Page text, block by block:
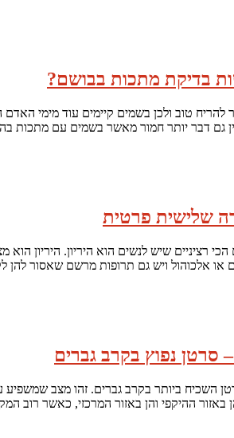
בדיקת מתכות בבושם?
להריח טוב ולכן בשמים קיימים עוד מימי
גם דבר יותר חמור מאשר בשמים עם מתכות
שלישית פרטית
רציניים שיש לנשים הוא היריון. היריון
או אלכוהול ויש גם תרופות מרשם שאסור
סרטן נפוץ בקרב גברים
השכיח ביותר בקרב גברים. זהו מצב שמשפיע
באזור ההיקפי והן באזור המרכזי, כאשר רוב